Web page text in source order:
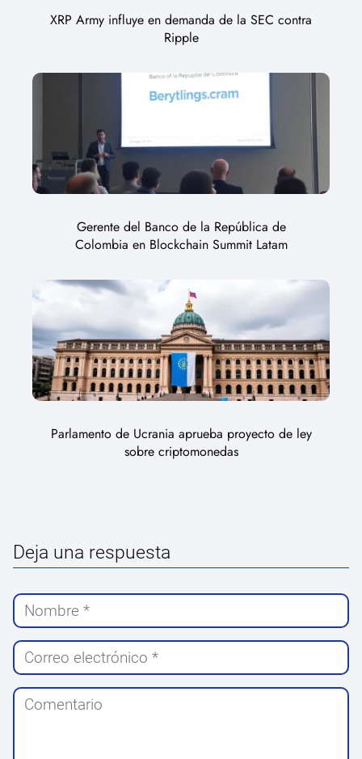
XRP Army influye en demanda de la SEC contra
Ripple
Gerente del Banco de la República de
Colombia en Blockchain Summit Latam
Parlamento de Ucrania aprueba proyecto de ley
sobre criptomonedas
Deja una respuesta